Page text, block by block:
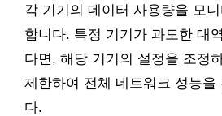
각 기기의 데이터 사용량을 모
합니다. 특정 기기가 과도한 대
다면, 해당 기기의 설정을 조정
제한하여 전체 네트워크 성능을
다.